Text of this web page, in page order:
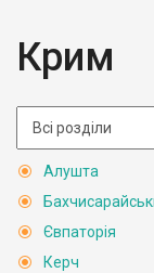
Крим
Алушта
Євпаторія
Керч